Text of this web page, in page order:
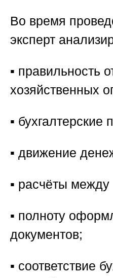
Во время
эксперт
▪️ правильность
хозяйственных
▪️ бухгалтерские
▪️ движение
▪️ расчёты между
▪️ полноту
документов;
▪️ соответствие